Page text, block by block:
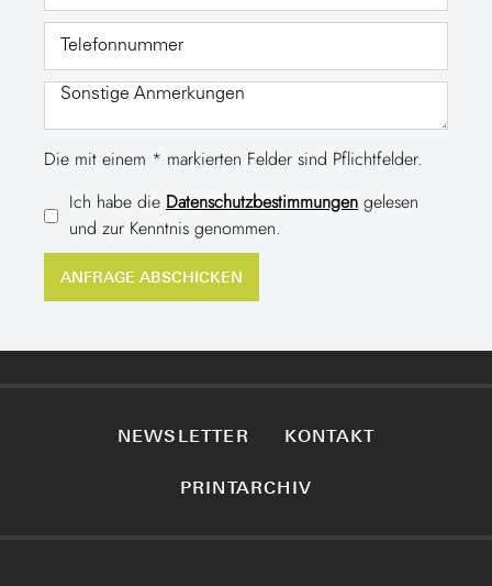
Die mit einem * markierten Felder sind Pflichtfelder.
Ich habe die Datenschutzbestimmungen gelesen
und zur Kenntnis genommen.
NEWSLETTER KONTAKT
PRINTARCHIV